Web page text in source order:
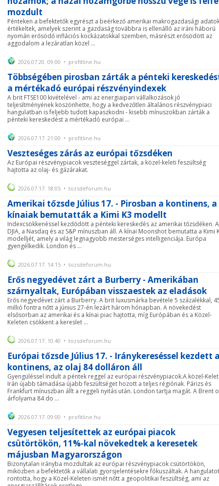
mozdult
Pénteken a befektetők egyrészt a beérkező amerikai makrogazdasági
értékeltek, amelyek szerint a gazdaság továbbra is ellenálló az iráni háború
nyomán erősödő inflációs kockázatokkal szemben, másrészt erősödött az
aggodalom a lezáratlan közel ...
2026.07.20. 09:00 • profitline.hu
Többségében pirosban zárták a pénteki
a mértékadó európai részvényindexek
A brit FTSE100 kivételével - ami az energiaipari vállalkozások jó
teljesítményének köszönhette, hogy a kedvezőtlen általános részvénypiaci
hangulatban is feljebb tudott kapaszkodni - kisebb mínuszokban zárták a
pénteki kereskedést a mértékadó európai ...
2026.07.17. 21:00 • profitline.hu
Veszteséges zárás az európai tőzsdéken
Az Európai részvénypiacok veszteséggel zártak, a közel-keleti feszültség
hajtotta az olaj- és gázárakat.
2026.07.17. 18:05 • tozsdeforum.hu
Amerikai tőzsde Július 17. - Pirosban a kontinens, a
kínaiak bemutatták a Kimi K3 modellt
Indexcsökkenéssel kezdődött a pénteki kereskedés az amerikai tőzsdéken. A
DJIA, a Nasdaq és az S&P mínuszban áll. A kínai Moonshot bemutatta a Kimi
modelljét, amely a világ legnagyobb mesterséges intelligenciája. Európa
gyengélkedik. London és ...
2026.07.17. 14:15 • tozsdeforum.hu
Erős negyedévet zárt a Burberry - Amerikában
szárnyaltak, Európában visszaestek az eladások
Erős negyedévet zárt a Burberry. A brit luxusmárka bevétele 5 százalékkal,
millió fontra nőtt a június 27-én lezárt három hónapban. A növekedést
elsősorban az amerikai és a kínai piac hajtotta, míg Európában és a Közel-
Keleten csökkent a kereslet ...
2026.07.17. 10:40 • tozsdeforum.hu
Európai tőzsde Július 17. - Iránykereséssel kezdett
kontinens, az olaj 84 dolláron áll
Gyengüléssel indult a péntek reggel az európai részvénypiacok.A közel-
Irán újabb támadása újabb feszültséget hozott a teljes régiónak. Párizs és
Frankfurt mínuszban állt a reggeli nyitás után. London tartja magát. A Brent
árfolyama 84 do ...
2026.07.17. 09:00 • profitline.hu
Vegyesen teljesítettek az európai piacok
csütörtökön, 11%-kal növekedtek a keresetek
májusban Magyarországon
Bizonytalan irányba mozdultak az európai részvénypiacok csütörtökön,
miközben a befektetők a vállalati gyorsjelentésekre fókuszáltak. A hangulatot
rontotta, hogy a Közel-Keleten ismét nőtt a geopolitikai feszültség, ami az